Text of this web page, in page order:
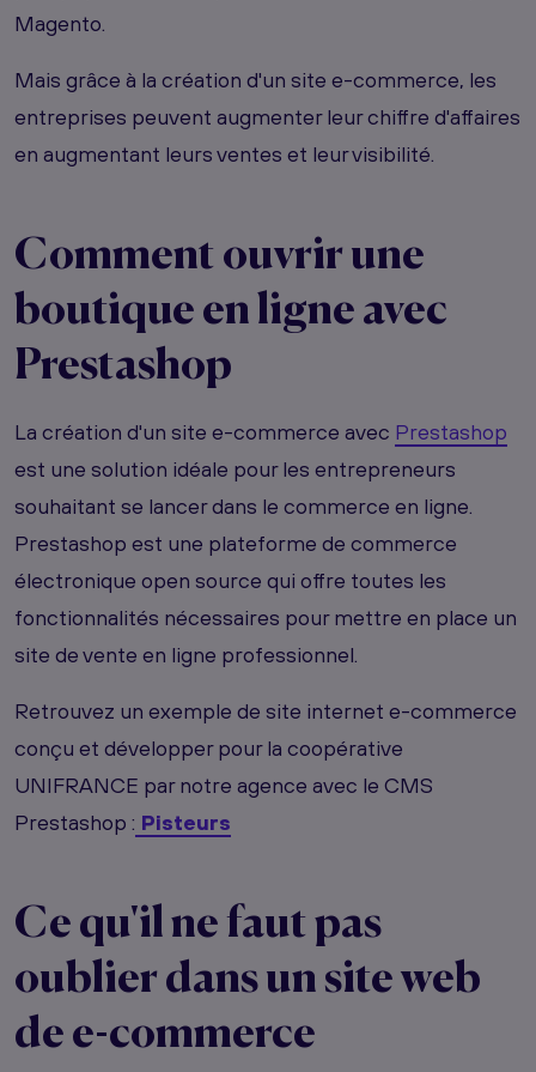
Magento.
Mais grâce à la création d'un site e-commerce, les
entreprises peuvent augmenter leur chiffre d'affaires
en augmentant leurs ventes et leur visibilité.
Comment ouvrir une
boutique en ligne avec
Prestashop
La création d'un site e-commerce avec Prestashop
est une solution idéale pour les entrepreneurs
souhaitant se lancer dans le commerce en ligne.
Prestashop est une plateforme de commerce
électronique open source qui offre toutes les
fonctionnalités nécessaires pour mettre en place un
site de vente en ligne professionnel.
Retrouvez un exemple de site internet e-commerce
conçu et développer pour la coopérative
UNIFRANCE par notre agence avec le CMS
Prestashop : Pisteurs
Ce qu'il ne faut pas
oublier dans un site web
de e-commerce